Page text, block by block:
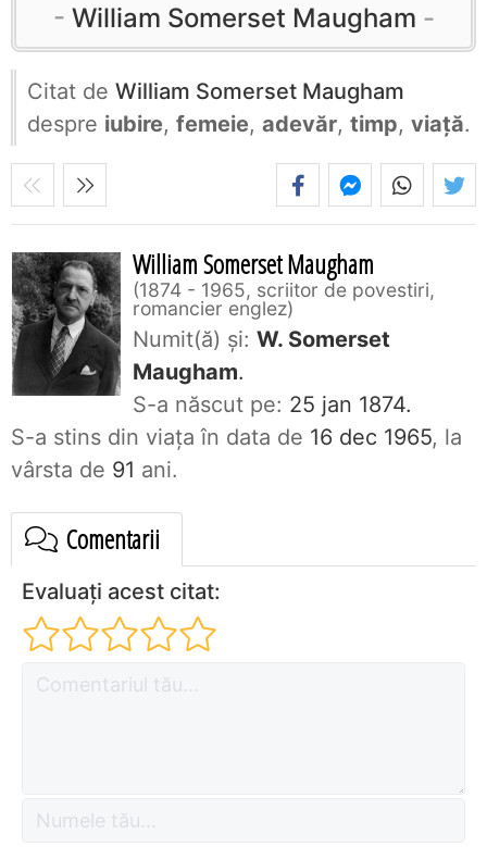
William Somerset Maugham
Citat de William Somerset Maugham
despre iubire, femeie, adevăr, timp, viață.
William Somerset Maugham
1874 - 1965, scriitor de povestiri,
romancier englez
Numit(ă) și: W. Somerset
Maugham.
S-a născut pe: 25 jan 1874.
S-a stins din viaţa în data de 16 dec 1965, la
vârsta de 91 ani.
Comentarii
Evaluați acest citat: